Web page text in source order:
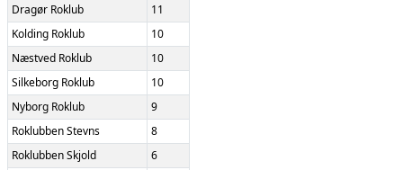
Dragør Roklub
11
Kolding Roklub
10
Næstved Roklub
10
Silkeborg Roklub
10
Nyborg Roklub
9
Roklubben Stevns
8
Roklubben Skjold
6